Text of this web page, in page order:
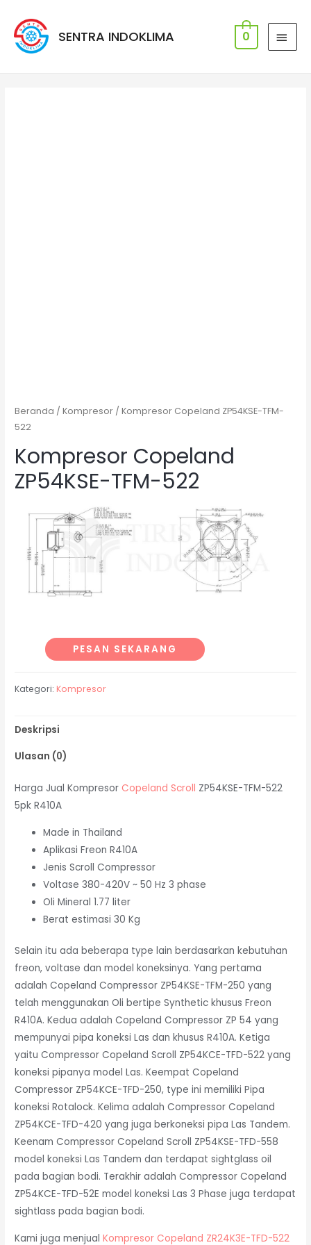
SENTRA INDOKLIMA 0
Beranda /Kompresor / Kompresor Copeland ZP54KSE-TFM-
522
Kompresor Copeland
ZP54KSE-TFM-522
PESAN SEKARANG
Kategori: Kompresor
Deskripsi
Ulasan (0)
Harga Jual Kompresor Copeland Scroll ZP54KSE-TFM-522
5pk R410A
Made in Thailand
Aplikasi Freon R410A
Jenis Scroll Compressor
Voltase 380-420V ~ 50 Hz 3 phase
Oli Mineral 1.77 liter
Berat estimasi 30 Kg
Selain itu ada beberapa type lain berdasarkan kebutuhan
freon, voltase dan model koneksinya. Yang pertama
adalah Copeland Compressor ZP54KSE-TFM-250 yang
telah menggunakan Oli bertipe Synthetic khusus Freon
R410A. Kedua adalah Copeland Compressor ZP 54 yang
mempunyai pipa koneksi Las dan khusus R410A. Ketiga
yaitu Compressor Copeland Scroll ZP54KCE-TFD-522 yang
koneksi pipanya model Las. Keempat Copeland
Compressor ZP54KCE-TFD-250, type ini memiliki Pipa
koneksi Rotalock. Kelima adalah Compressor Copeland
ZP54KCE-TFD-420 yang juga berkoneksi pipa Las Tandem.
Keenam Compressor Copeland Scroll ZP54KSE-TFD-558
model koneksi Las Tandem dan terdapat sightglass oil
pada bagian bodi. Terakhir adalah Compressor Copeland
ZP54KCE-TFD-52E model koneksi Las 3 Phase juga terdapat
sightlass pada bagian bodi.
Kami juga menjualKompresor Copeland ZR24K3E-TFD-522